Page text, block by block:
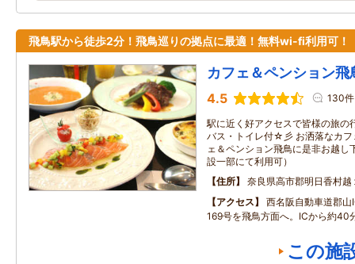
飛鳥駅から徒歩2分！飛鳥巡りの拠点に最適！無料wi-fi利用可！
カフェ＆ペンション飛
4.5 130件
駅に近く好アクセスで皆様の旅の
バス・トイレ付☆彡 お洒落なカフ
ェ＆ペンション飛鳥に是非お越
設一部にて利用可）
住所
奈良県高市郡明日香村越
アクセス
西名阪自動車道郡
169号を飛鳥方面へ。ICから約40
この施